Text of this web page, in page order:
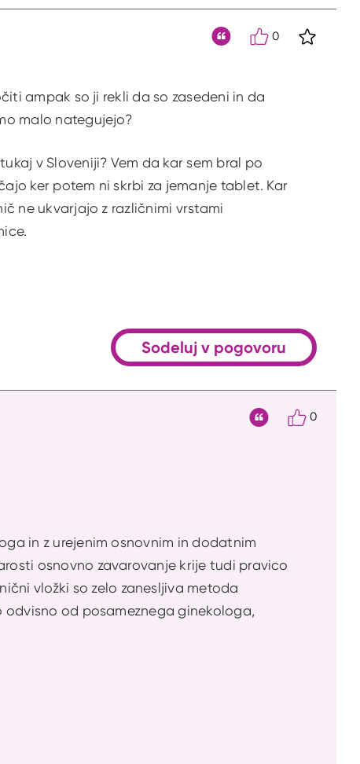
ampak so ji rekli da so zasedeni in da
malo nategujejo?
v Sloveniji? Vem da kar sem bral po
ker potem ni skrbi za jemanje tablet. Kar
ne ukvarjajo z različnimi vrstami
0
Sodeluj v pogovoru
in z urejenim osnovnim in dodatnim
osnovno zavarovanje krije tudi pravico
vložki so zelo zanesljiva metoda
od posameznega ginekologa,
0